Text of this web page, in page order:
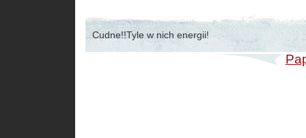
Cudne!!Tyle w nich energii!